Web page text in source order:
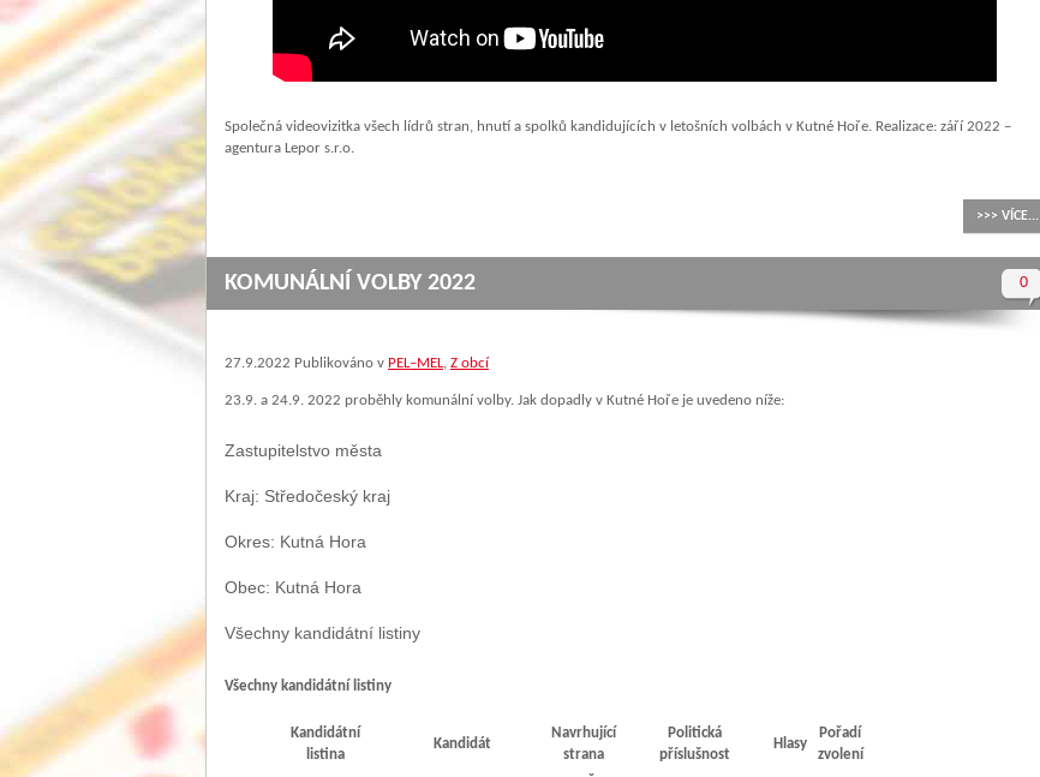
Společná videovizitka všech lídrů stran, hnutí a spolků kandidujících v letošních volbách v Kutné Hoře. Realizace: září 2022 –
agentura Lepor s.r.o.
>>> VÍCE...
0
KOMUNÁLNÍ VOLBY 2022
27.9.2022 Publikováno v PEL–MEL, Z obcí
23.9. a 24.9. 2022 proběhly komunální volby. Jak dopadly v Kutné Hoře je uvedeno níže:
Zastupitelstvo města
Kraj: Středočeský kraj
Okres: Kutná Hora
Obec: Kutná Hora
Všechny kandidátní listiny
Všechny kandidátní listiny
Kandidátní
listina
Kandidát
Navrhující
strana
Politická
příslušnost
Hlasy
Pořadí
zvolení